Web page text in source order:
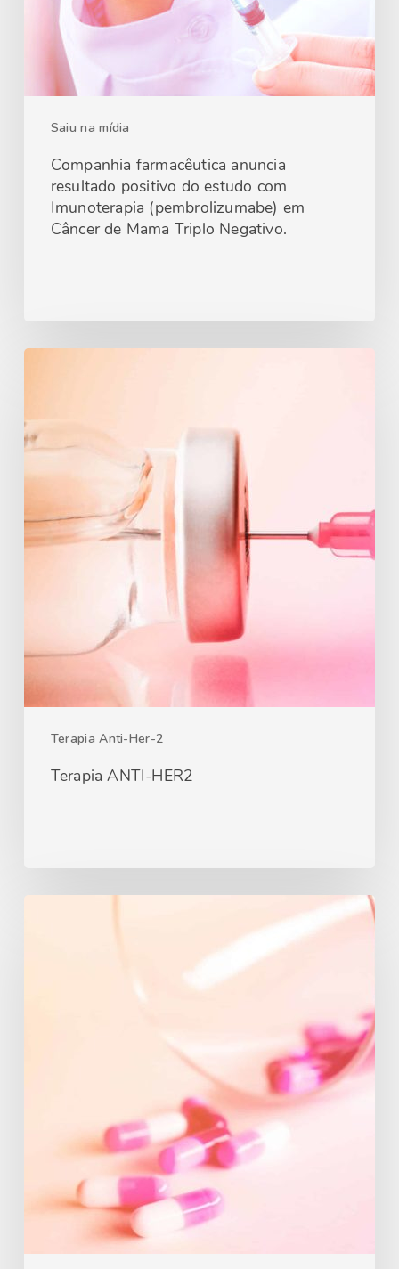
Saiu na mídia
Companhia farmacêutica anuncia
resultado positivo do estudo com
Imunoterapia (pembrolizumabe) em
Câncer de Mama Triplo Negativo.
Terapia Anti-Her-2
Terapia ANTI-HER2